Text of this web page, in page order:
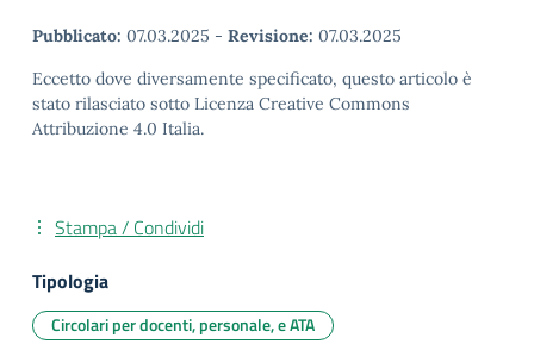
Pubblicato: 07.03.2025 - Revisione: 07.03.2025
Eccetto dove diversamente specificato, questo articolo è
stato rilasciato sotto Licenza Creative Commons
Attribuzione 4.0 Italia.
Stampa / Condividi
Tipologia
Circolari per docenti, personale, e ATA